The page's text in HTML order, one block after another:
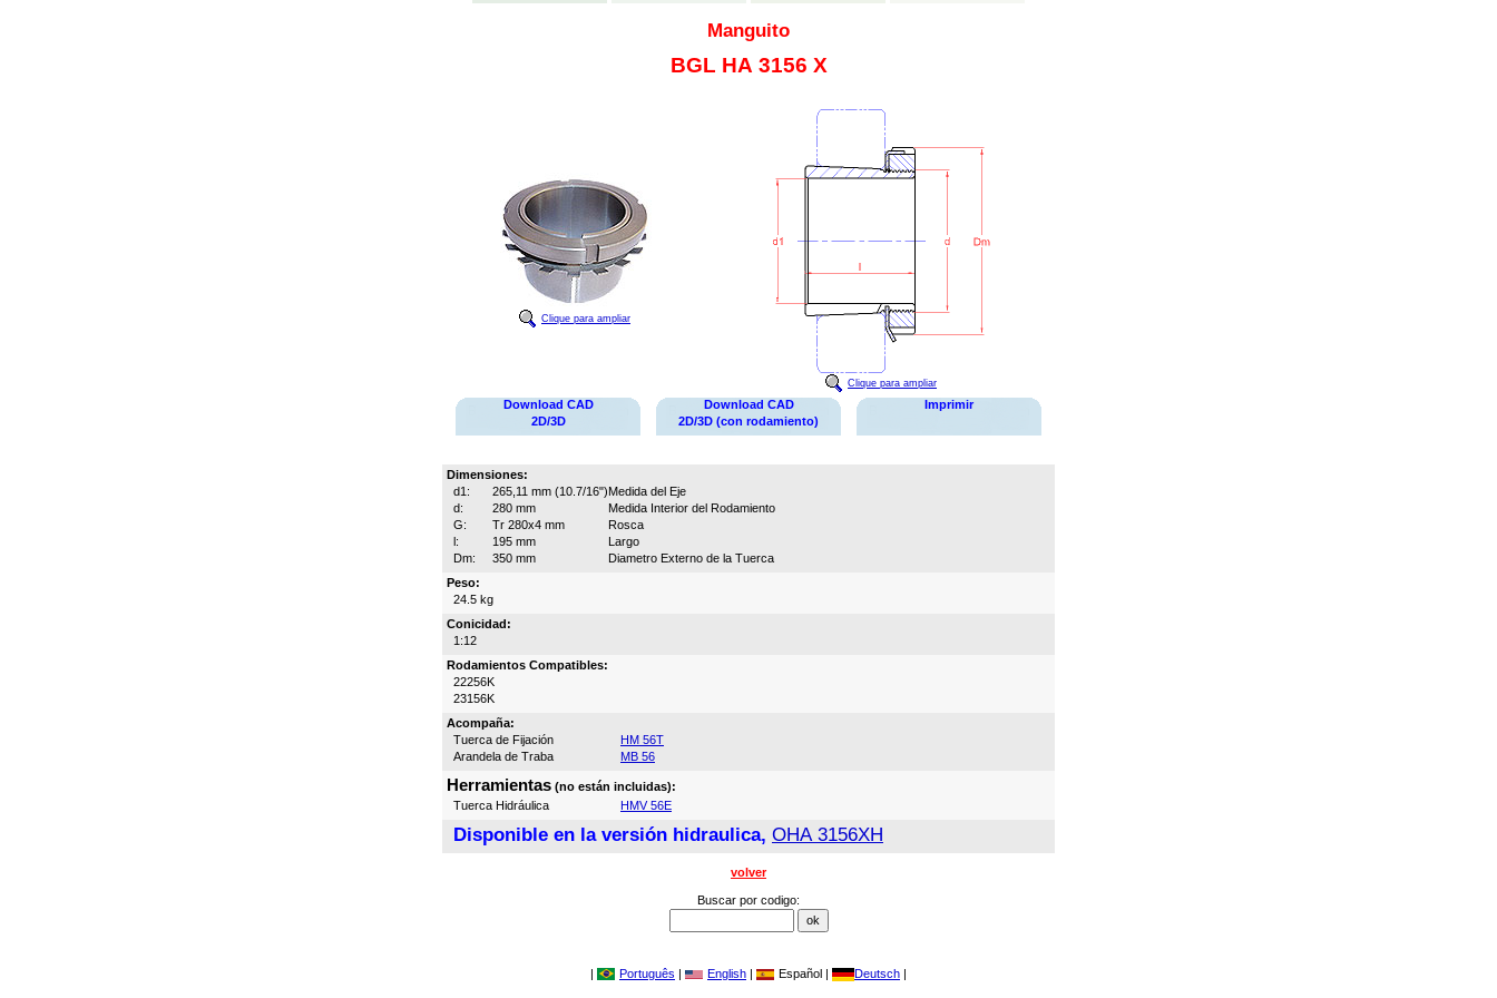
Manguito
BGL HA 3156 X
Clique para ampliar
Clique para ampliar
Download CAD
2D/3D
Download CAD
2D/3D (con rodamiento)
Imprimir
Dimensiones:
d1:
265,11 mm (10.7/16")Medida del Eje
d:
280 mm
Medida Interior del Rodamiento
G:
Tr 280x4 mm
Rosca
l:
195 mm
Largo
Dm:
350 mm
Diametro Externo de la Tuerca
Peso:
24.5 kg
Conicidad:
1:12
Rodamientos Compatibles:
22256K
23156K
Acompaña:
Tuerca de Fijación
HM 56T
Arandela de Traba
MB 56
Herramientas (no están incluidas):
Tuerca Hidráulica
HMV 56E
Disponible en la versión hidraulica, OHA 3156XH
volver
Buscar por codigo:
| Português | English | Español | Deutsch |